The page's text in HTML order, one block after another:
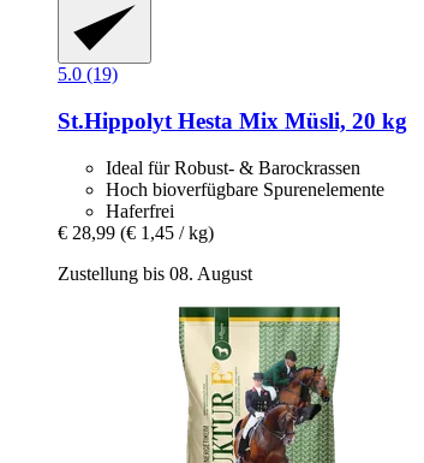
5.0 (19)
St.Hippolyt Hesta Mix Müsli, 20 kg
Ideal für Robust- & Barockrassen
Hoch bioverfügbare Spurenelemente
Haferfrei
€ 28,99 (€ 1,45 / kg)
Zustellung bis 08. August